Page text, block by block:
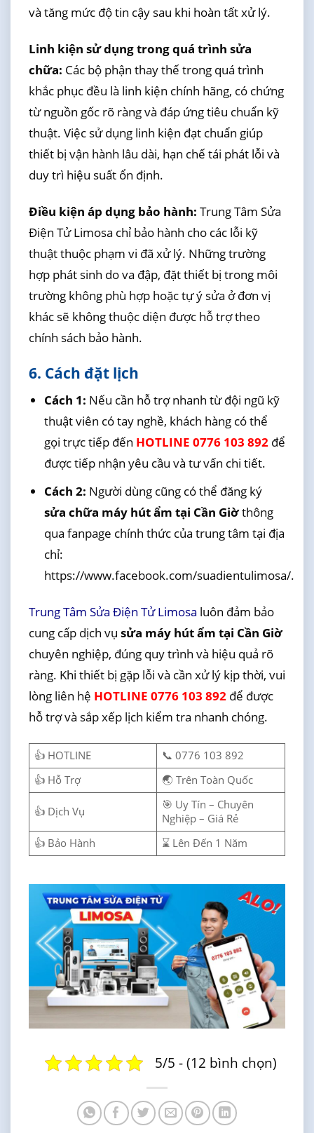
và tăng mức độ tin cậy sau khi hoàn tất xử lý.
Linh kiện sử dụng trong quá trình sửa
chữa: Các bộ phận thay thế trong quá trình
khắc phục đều là linh kiện chính hãng, có chứng
từ nguồn gốc rõ ràng và đáp ứng tiêu chuẩn kỹ
thuật. Việc sử dụng linh kiện đạt chuẩn giúp
thiết bị vận hành lâu dài, hạn chế tái phát lỗi và
duy trì hiệu suất ổn định.
Điều kiện áp dụng bảo hành: Trung Tâm Sửa
Điện Tử Limosa chỉ bảo hành cho các lỗi kỹ
thuật thuộc phạm vi đã xử lý. Những trường
hợp phát sinh do va đập, đặt thiết bị trong môi
trường không phù hợp hoặc tự ý sửa ở đơn vị
khác sẽ không thuộc diện được hỗ trợ theo
chính sách bảo hành.
6. Cách đặt lịch
Cách 1: Nếu cần hỗ trợ nhanh từ đội ngũ kỹ
thuật viên có tay nghề, khách hàng có thể
gọi trực tiếp đến HOTLINE 0776 103 892để
được tiếp nhận yêu cầu và tư vấn chi tiết.
Cách 2: Người dùng cũng có thể đăng ký
sửa chữa máy hút ẩm tại Cần Giờthông
qua fanpage chính thức của trung tâm tại địa
chỉ:
https://www.facebook.com/suadientulimosa/.
Trung Tâm Sửa Điện Tử Limosa luôn đảm bảo
cung cấp dịch vụ sửa máy hút ẩm tại Cần Giờ
chuyên nghiệp, đúng quy trình và hiệu quả rõ
ràng. Khi thiết bị gặp lỗi và cần xử lý kịp thời, vui
lòng liên hệ HOTLINE 0776 103 892để được
hỗ trợ và sắp xếp lịch kiểm tra nhanh chóng.
👍 HOTLINE
📞 0776 103 892
👍 Hỗ Trợ
🌏 Trên Toàn Quốc
👍 Dịch Vụ
🎯 Uy Tín – Chuyên
Nghiệp – Giá Rẻ
👍 Bảo Hành
⌛ Lên Đến 1 Năm
5/5 - (12 bình chọn)